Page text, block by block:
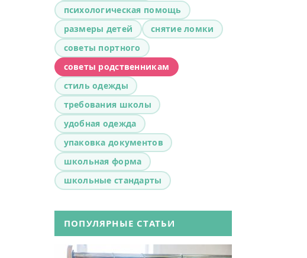
психологическая помощь
размеры детей
снятие ломки
советы портного
советы родственникам
стиль одежды
требования школы
удобная одежда
упаковка документов
школьная форма
школьные стандарты
ПОПУЛЯРНЫЕ СТАТЬИ